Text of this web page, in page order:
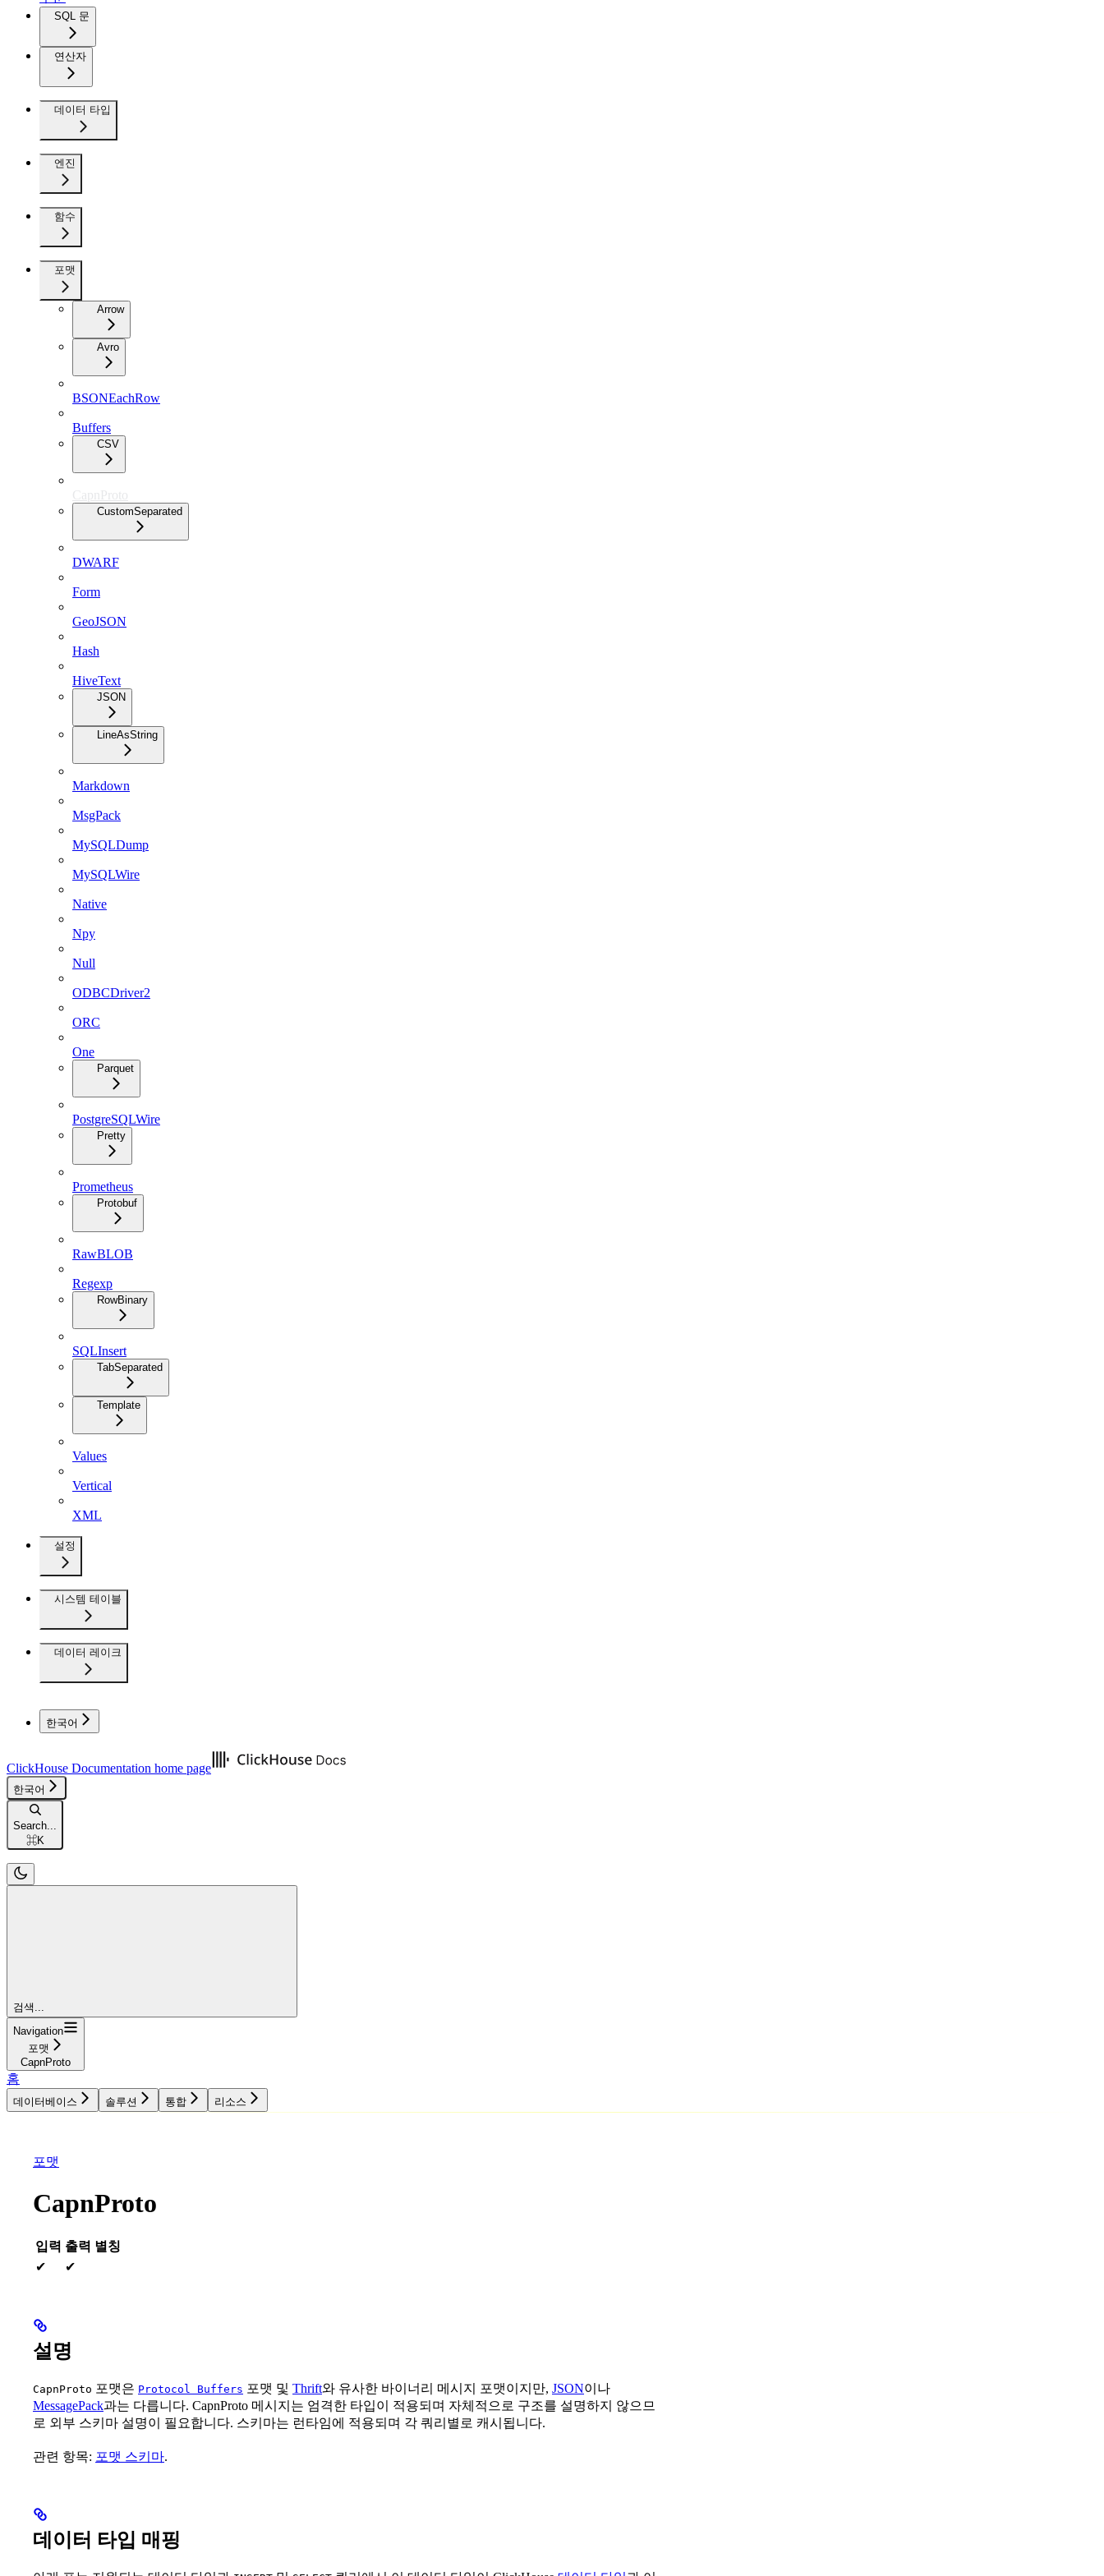
SQL 문
연산자
데이터 타입
엔진
함수
포맷
Arrow
Avro
BSONEachRow
Buffers
CSV
CapnProto
CustomSeparated
DWARF
Form
GeoJSON
Hash
HiveText
JSON
LineAsString
Markdown
MsgPack
MySQLDump
MySQLWire
Native
Npy
Null
ODBCDriver2
ORC
One
Parquet
PostgreSQLWire
Pretty
Prometheus
Protobuf
RawBLOB
Regexp
RowBinary
SQLInsert
TabSeparated
Template
Values
Vertical
XML
설정
시스템 테이블
데이터 레이크
한국어
ClickHouse Documentation home page
한국어
Search...
⌘K
검색...
Navigation
포맷
CapnProto
홈
데이터베이스 솔루션 통합 리소스
포맷
CapnProto
입력 출력 별칭
✔
✔
설명
CapnProto 포맷은 Protocol Buffers 포맷 및 Thrift와 유사한 바이너리 메시지 포맷이지만, JSON이나
MessagePack과는 다릅니다. CapnProto 메시지는 엄격한 타입이 적용되며 자체적으로 구조를 설명하지 않으므
로 외부 스키마 설명이 필요합니다. 스키마는 런타임에 적용되며 각 쿼리별로 캐시됩니다.
관련 항목: 포맷 스키마.
데이터 타입 매핑